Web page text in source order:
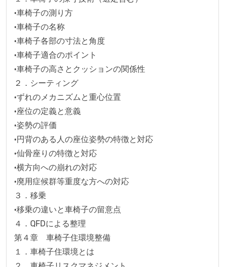
•車椅子の測り方
•車椅子の名称
•車椅子各部の寸法と角度
•車椅子適合のポイント
•車椅子の高さとクッションの関係性
２．シーティング
•ずれのメカニズムと重心位置
•座位の定義と意義
•姿勢の評価
•円背のある人の座位姿勢の特徴と対応
•仙骨座りの特徴と対応
•横方向への崩れの対応
•廃用症候群等重度な方への対応
３．移乗
•移乗の違いと車椅子の留意点
４．QFDによる整理
第４章　車椅子住環境整備
１．車椅子住環境とは